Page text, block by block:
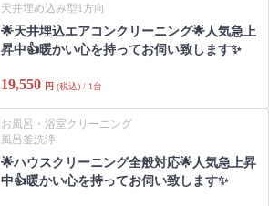
天井埋め込み型1方向
🌟天井埋込エアコンクリーニング🌟人気急上
昇中👍暖かい心を持ってお伺い致します✨
19,550 円 (税込) / 1台
お風呂・浴室クリーニング
風呂釜洗浄
🌟ハウスクリーニング全般対応🌟人気急上昇
中👍暖かい心を持ってお伺い致します✨